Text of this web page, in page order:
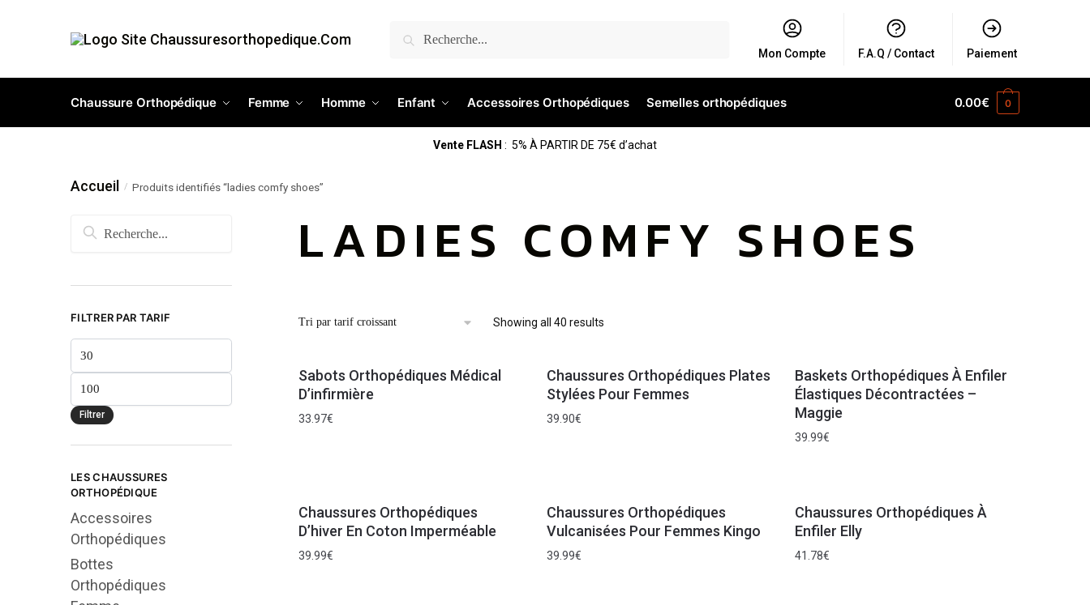
Recherche Mon Compte F.A.Q / Contact Paiement
Chaussure Orthopédique Femme Homme Enfant Accessoires Orthopédiques Semelles orthopédiques 0.00€ 0
Vente FLASH : 5% À PARTIR DE 75€ d’achat
Accueil / Produits identifiés “ladies comfy shoes”
LADIES COMFY SHOES
Showing all 40 results
Sabots Orthopédiques Médical
D’infirmière
33.97€
Chaussures Orthopédiques Plates
Stylées Pour Femmes
39.90€
Baskets Orthopédiques À Enfiler
Élastiques Décontractées –
Maggie
39.99€
Chaussures Orthopédiques
D’hiver En Coton Imperméable
39.99€
Chaussures Orthopédiques
Vulcanisées Pour Femmes Kingo
39.99€
Chaussures Orthopédiques À
Enfiler Elly
41.78€
FILTRER PAR TARIF
Filtrer
LES CHAUSSURES
ORTHOPÉDIQUE
Accessoires
Orthopédiques
Bottes
Orthopédiques